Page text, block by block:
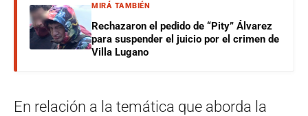
MIRÁ TAMBIÉN
Rechazaron el pedido de “Pity” Álvarez
para suspender el juicio por el crimen de
Villa Lugano
En relación a la temática que aborda la